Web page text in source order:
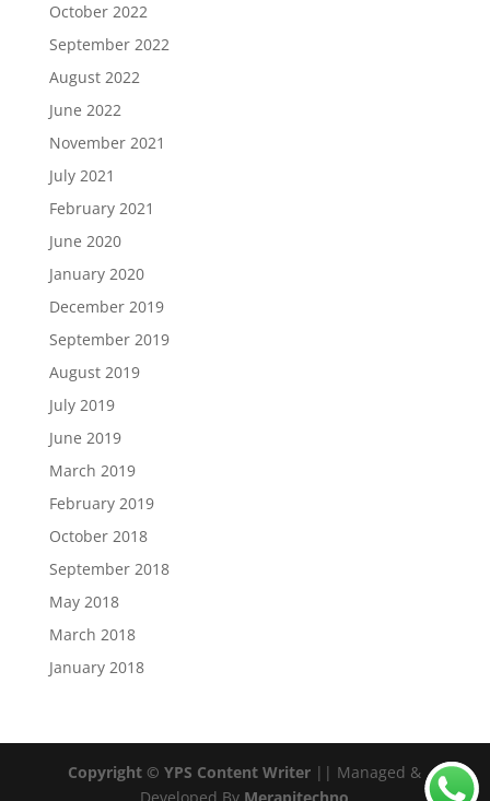
October 2022
September 2022
August 2022
June 2022
November 2021
July 2021
February 2021
June 2020
January 2020
December 2019
September 2019
August 2019
July 2019
June 2019
March 2019
February 2019
October 2018
September 2018
May 2018
March 2018
January 2018
Copyright © YPS Content Writer || Managed &